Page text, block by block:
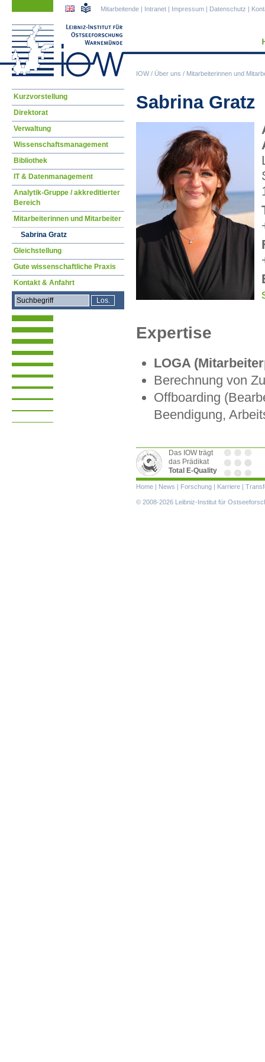
IOW/ Über uns / Mitarbeiterinnen und
Mitarbeitende | Intranet | Impressum | Datenschutz |
Sabrina Gratz
Expertise
LOGA
Berechnung von
Offboarding
Beendigung,
Navigation
Kurzvorstellung
Direktorat
Verwaltung
Wissenschaftsmanagement
Bibliothek
IT & Datenmanagement
Analytik-Gruppe / akkreditierter
Bereich
Mitarbeiterinnen und Mitarbeiter
Sabrina Gratz
Gleichstellung
Gute wissenschaftliche Praxis
Kontakt & Anfahrt
Das IOW trägt
das Prädikat
Total E-Quality
Navigation
überspringen
Home | News | Forschung | Karriere |
© 2008-2026 Leibniz-Institut für